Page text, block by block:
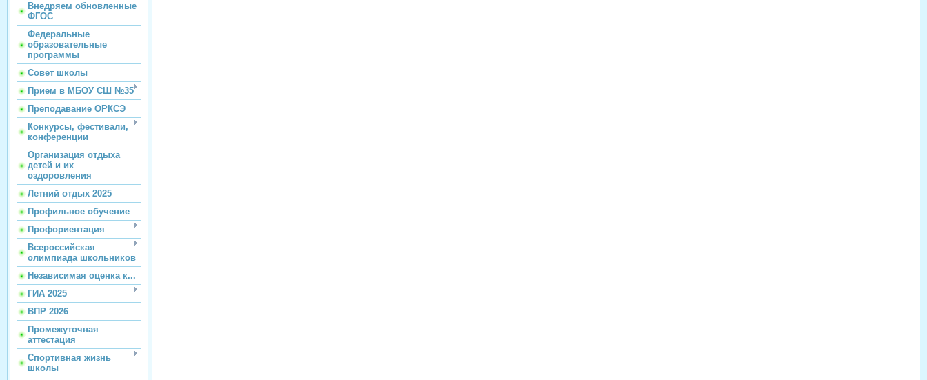
Внедряем обновленные
ФГОС
Федеральные
образовательные
программы
Совет школы
Прием в МБОУ СШ №35
Преподавание ОРКСЭ
Конкурсы, фестивали,
конференции
Организация отдыха
детей и их
оздоровления
Летний отдых 2025
Профильное обучение
Профориентация
Всероссийская
олимпиада школьников
Независимая оценка к...
ГИА 2025
ВПР 2026
Промежуточная
аттестация
Спортивная жизнь
школы